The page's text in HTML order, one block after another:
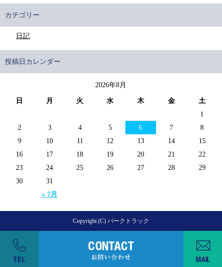
カテゴリー
日記
投稿日カレンダー
2026年8月
日 月 火 水 木 金 土
« 7月
1
2
3 4 5 6 7
8
9
10 11 12 13 14
15
16
17 18 19 20 21
22
23
24 25 26 27 28
29
30
31
Copyright (C) パークトラック